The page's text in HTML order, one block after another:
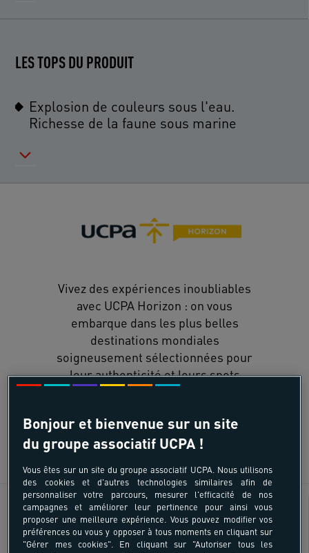
LES TOPS DU PRODUIT
Explosion de couleurs sous l'eau.
Richesse de la faune sous marine
Vivez des expériences inoubliables
avec UCPA Horizon : on vous
embarque dans les plus belles
destinations mondiales
soigneusement sélectionnées pour
leur authenticité et leurs spots
d'exception !
DÉCOUVRIR
Découverte pays Âges
Bonjour et bienvenue sur un site
du groupe associatif UCPA !
Vous êtes sur un site du groupe associatif UCPA. Nous utilisons
des cookies et d'autres technologies similaires afin de
personnaliser votre parcours, mesurer l'efficacité de nos
campagnes et améliorer leur pertinence pour ainsi vous
proposer une meilleure expérience. Vous pouvez modifier vos
préférences ou vous y opposer à tous moments en cliquant sur
"Gérer mes cookies". En cliquant sur "Autoriser tous les